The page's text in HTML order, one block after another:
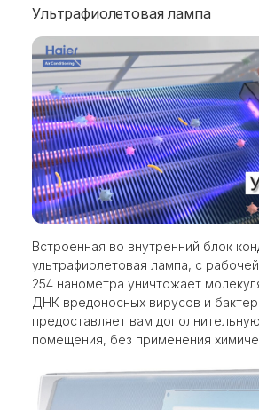
Ультрафиолетовая лампа
Встроенная во внутренний блок
ультрафиолетовая лампа, с
254 нанометра уничтожает
ДНК вредоносных вирусов и
предоставляет вам
помещения, без применения